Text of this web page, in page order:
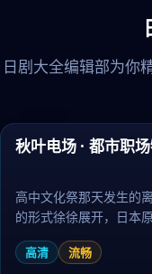
日剧大全编辑部为你
精选
秋叶电场 · 都市职
高中文化祭那天发生的
的形式徐徐展开，日本
长与离别层层推进，作
剧大全提供高清完整版
高清 流畅